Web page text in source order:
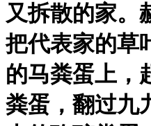
又拆散的家。
把代表家的草
的马粪蛋上，
粪蛋，翻过九